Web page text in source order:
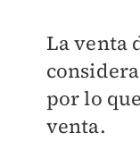
La venta
por lo
venta.